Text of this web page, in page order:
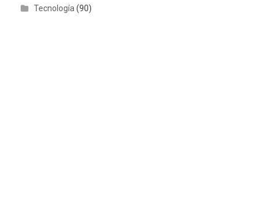
Tecnología (90)